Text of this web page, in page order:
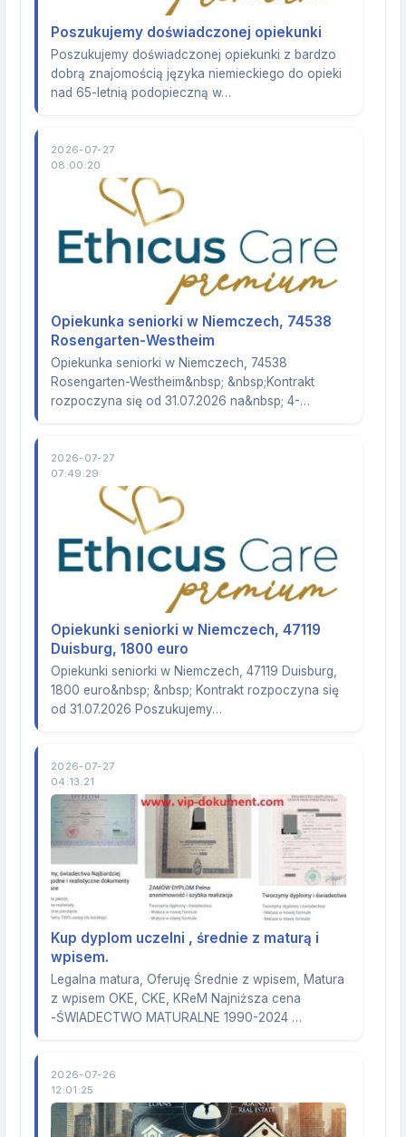
Poszukujemy doświadczonej opiekunki
Poszukujemy doświadczonej opiekunki z bardzo
dobrą znajomością języka niemieckiego do opieki
nad 65-letnią podopieczną w…
2026-07-27
08:00:20
Opiekunka seniorki w Niemczech, 74538
Rosengarten-Westheim
Opiekunka seniorki w Niemczech, 74538
Rosengarten-Westheim&nbsp; &nbsp;Kontrakt
rozpoczyna się od 31.07.2026 na&nbsp; 4-…
2026-07-27
07:49:29
Opiekunki seniorki w Niemczech, 47119
Duisburg, 1800 euro
Opiekunki seniorki w Niemczech, 47119 Duisburg,
1800 euro&nbsp; &nbsp; Kontrakt rozpoczyna się
od 31.07.2026 Poszukujemy…
2026-07-27
04:13:21
Kup dyplom uczelni , średnie z maturą i
wpisem.
Legalna matura, Oferuję Średnie z wpisem, Matura
z wpisem OKE, CKE, KReM Najniższa cena
-ŚWIADECTWO MATURALNE 1990-2024 …
2026-07-26
12:01:25